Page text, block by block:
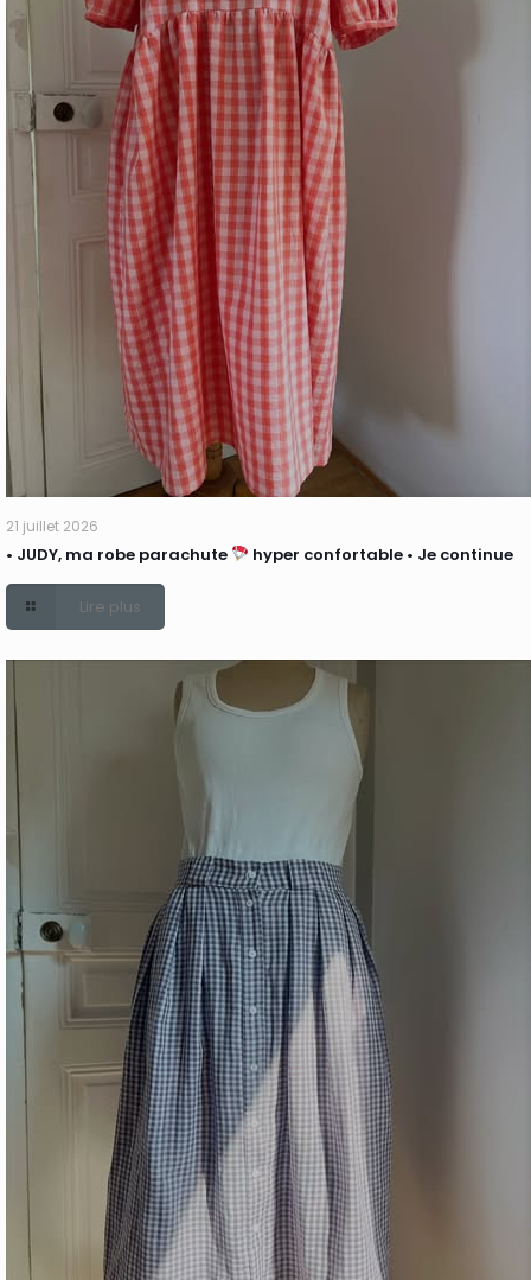
21 juillet 2026
• JUDY, ma robe parachute hyper confortable • Je continue
Lire plus